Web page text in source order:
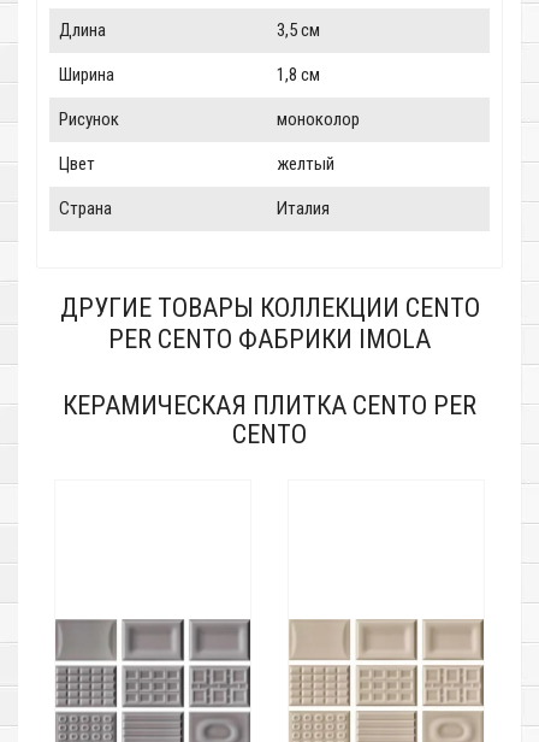
Длина 3,5 см
Ширина 1,8 см
Рисунок моноколор
Цвет желтый
Страна Италия
ДРУГИЕ ТОВАРЫ КОЛЛЕКЦИИ CENTO
PER CENTO ФАБРИКИ IMOLA
КЕРАМИЧЕСКАЯ ПЛИТКА CENTO PER
CENTO